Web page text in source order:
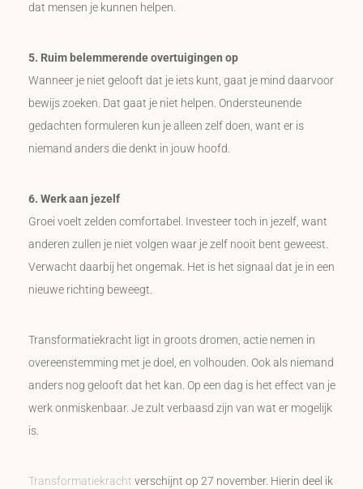
dat mensen je kunnen helpen.
5. Ruim belemmerende overtuigingen op
Wanneer je niet gelooft dat je iets kunt, gaat je mind daarvoor
bewijs zoeken. Dat gaat je niet helpen. Ondersteunende
gedachten formuleren kun je alleen zelf doen, want er is
niemand anders die denkt in jouw hoofd.
6. Werk aan jezelf
Groei voelt zelden comfortabel. Investeer toch in jezelf, want
anderen zullen je niet volgen waar je zelf nooit bent geweest.
Verwacht daarbij het ongemak. Het is het signaal dat je in een
nieuwe richting beweegt.
Transformatiekracht ligt in groots dromen, actie nemen in
overeenstemming met je doel, en volhouden. Ook als niemand
anders nog gelooft dat het kan. Op een dag is het effect van je
werk onmiskenbaar. Je zult verbaasd zijn van wat er mogelijk
is.
Transformatiekracht verschijnt op 27 november. Hierin deel ik